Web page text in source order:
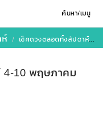
ค้นหา/เมนู
เช็คดวงตลอดทั้งสัปดาห์ 4-10 พฤษภาคม 2558 โดยปุสาคโม
4-10 พฤษภาคม